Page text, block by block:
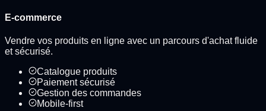
E-commerce
Vendre vos produits en ligne avec un parcours d'achat fluide
et sécurisé.
Catalogue produits
Paiement sécurisé
Gestion des commandes
Mobile-first